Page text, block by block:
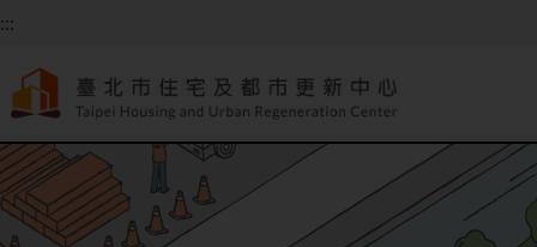
跳到主要內容
:::
:::